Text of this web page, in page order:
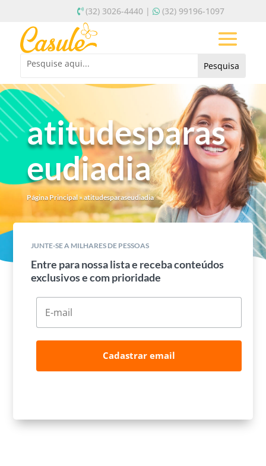
(32) 3026-4440 | (32) 99196-1097
atitudesparas
eudiadia
Página Principal» atitudesparaseudiadia
JUNTE-SE A MILHARES DE PESSOAS
Entre para nossa lista e receba conteúdos
exclusivos e com prioridade
Cadastrar email